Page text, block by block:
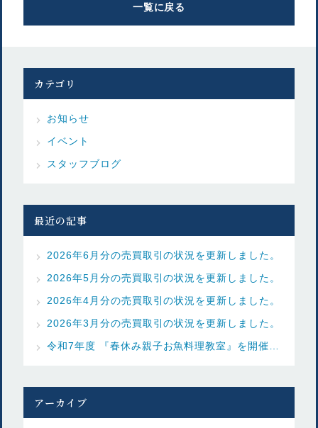
一覧に戻る
カテゴリ
お知らせ
イベント
スタッフブログ
最近の記事
2026年6月分の売買取引の状況を更新しました。
2026年5月分の売買取引の状況を更新しました。
2026年4月分の売買取引の状況を更新しました。
2026年3月分の売買取引の状況を更新しました。
アーカイブ